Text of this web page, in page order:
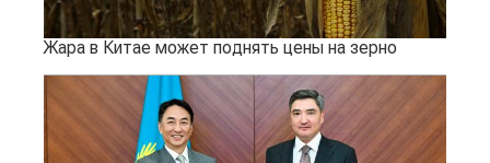
Жара в Китае может поднять цены на зерно